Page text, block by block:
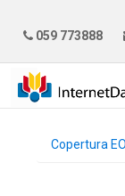
059 773888
Copertura